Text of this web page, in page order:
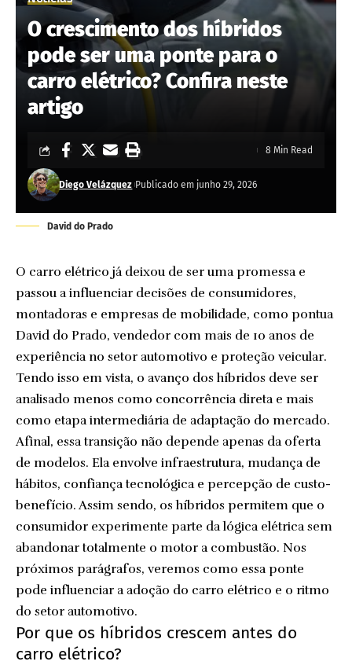
O crescimento dos híbridos
pode ser uma ponte para o
carro elétrico? Confira neste
artigo
Diego Velázquez Publicado em junho 29, 2026
8 Min Read
David do Prado
O carro elétrico já deixou de ser uma promessa e
passou a influenciar decisões de consumidores,
montadoras e empresas de mobilidade, como pontua
David do Prado, vendedor com mais de 10 anos de
experiência no setor automotivo e proteção veicular.
Tendo isso em vista, o avanço dos híbridos deve ser
analisado menos como concorrência direta e mais
como etapa intermediária de adaptação do mercado.
Afinal, essa transição não depende apenas da oferta
de modelos. Ela envolve infraestrutura, mudança de
hábitos, confiança tecnológica e percepção de custo-
benefício. Assim sendo, os híbridos permitem que o
consumidor experimente parte da lógica elétrica sem
abandonar totalmente o motor a combustão. Nos
próximos parágrafos, veremos como essa ponte
pode influenciar a adoção do carro elétrico e o ritmo
do setor automotivo.
Por que os híbridos crescem antes do
carro elétrico?